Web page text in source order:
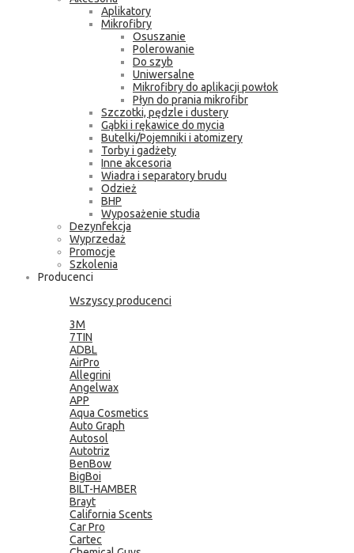
Aplikatory
Mikrofibry
Osuszanie
Polerowanie
Do szyb
Uniwersalne
Mikrofibry do aplikacji powłok
Płyn do prania mikrofibr
Szczotki, pędzle i dustery
Gąbki i rękawice do mycia
Butelki/Pojemniki i atomizery
Torby i gadżety
Inne akcesoria
Wiadra i separatory brudu
Odzież
BHP
Wyposażenie studia
Dezynfekcja
Wyprzedaż
Promocje
Szkolenia
Producenci
Wszyscy producenci
3M
7TIN
ADBL
AirPro
Allegrini
Angelwax
APP
Aqua Cosmetics
Auto Graph
Autosol
Autotriz
BenBow
BigBoi
BILT-HAMBER
Brayt
California Scents
Car Pro
Cartec